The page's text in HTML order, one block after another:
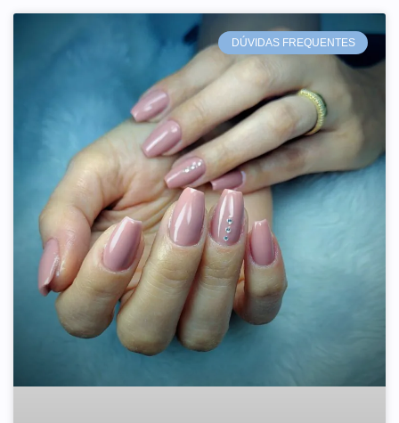
DÚVIDAS FREQUENTES